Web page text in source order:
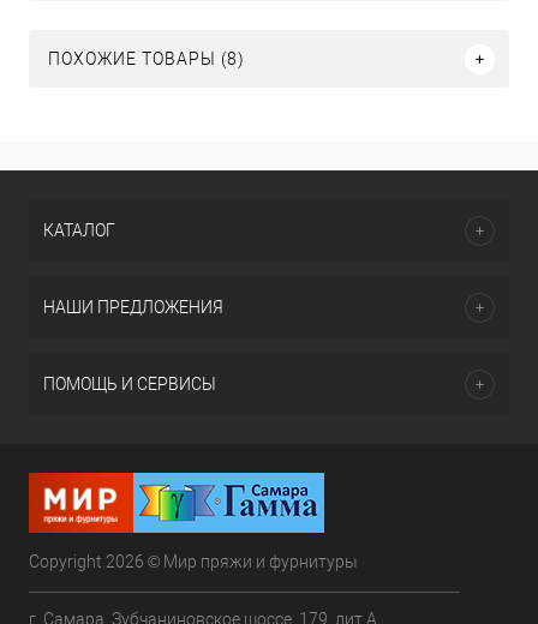
ПОХОЖИЕ ТОВАРЫ (8)
КАТАЛОГ
НАШИ ПРЕДЛОЖЕНИЯ
ПОМОЩЬ И СЕРВИСЫ
Copyright 2026 © Мир пряжи и фурнитуры
г. Самара, Зубчаниновское шоссе, 179, лит.А